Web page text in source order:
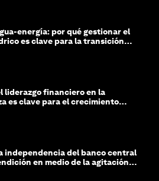
energía: por qué gestionar el
es clave para la transición
liderazgo financiero en la
es clave para el crecimiento
independencia del banco central
en medio de la agitación